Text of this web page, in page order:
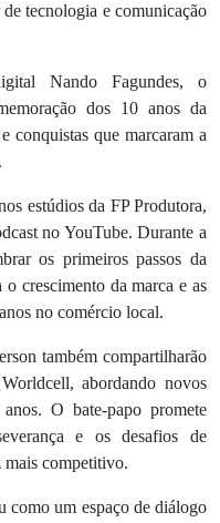
tecnologia e comunicação
Nando Fagundes, o
dos 10 anos da
conquistas que marcaram a
estúdios da FP Produtora,
no YouTube. Durante a
os primeiros passos da
o crescimento da marca e as
no comércio local.
também compartilharão
abordando novos
O bate-papo promete
e os desafios de
mais competitivo.
como um espaço de diálogo